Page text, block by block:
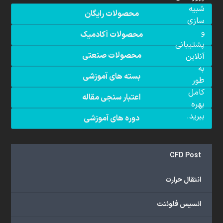
محصولات رایگان
محصولات آکادمیک
محصولات صنعتی
بسته های آموزشی
اعتبار سنجی مقاله
دوره های آموزشی
CFD Post
انتقال حرارت
انسیس فلوئنت
شبیه
سازی
و
پشتیبانی
آنلاین
به
طور
کامل
بهره
ببرید.
س
ت
س